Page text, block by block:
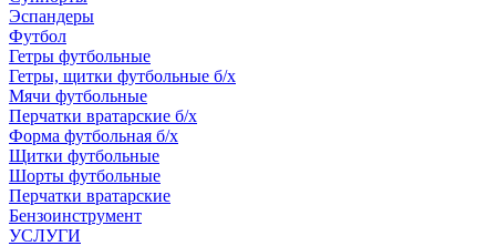
Эспандеры
Футбол
Гетры футбольные
Гетры, щитки футбольные б/х
Мячи футбольные
Перчатки вратарские б/х
Форма футбольная б/х
Щитки футбольные
Шорты футбольные
Перчатки вратарские
Бензоинструмент
УСЛУГИ